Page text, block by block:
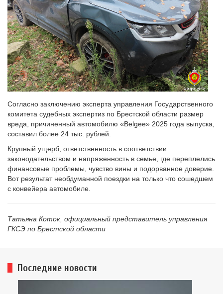
Согласно заключению эксперта управления Государственного
комитета судебных экспертиз по Брестской области размер
вреда, причиненный автомобилю «Belgee» 2025 года выпуска,
составил более 24 тыс. рублей.
Крупный ущерб, ответственность в соответствии
законодательством и напряженность в семье, где переплелись
финансовые проблемы, чувство вины и подорванное доверие.
Вот результат необдуманной поездки на только что сошедшем
с конвейера автомобиле.
Татьяна Коток, официальный представитель управления
ГКСЭ по Брестской области
Последние новости